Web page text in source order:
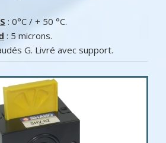
: 0°C / + 50 °C.
: 5 microns.
G. Livré avec support.